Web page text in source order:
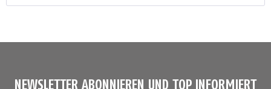
NEWSLETTER ABONNIEREN UND TOP INFORMIERT